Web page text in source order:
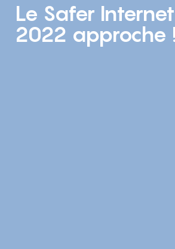
Le Safer
2022 approche